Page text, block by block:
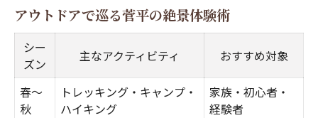
アウトドアで巡る菅平の絶景体験術
シー
ズン
主なアクティビティ おすすめ対象
春～
秋
トレッキング・キャンプ・
ハイキング
家族・初心者・
経験者